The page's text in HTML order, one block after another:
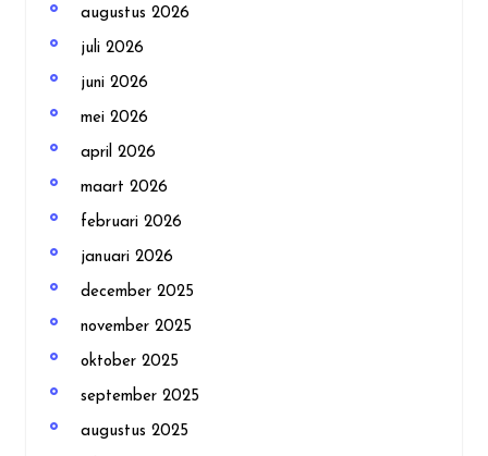
augustus 2026
juli 2026
juni 2026
mei 2026
april 2026
maart 2026
februari 2026
januari 2026
december 2025
november 2025
oktober 2025
september 2025
augustus 2025